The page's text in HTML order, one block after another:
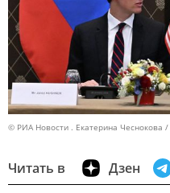
© РИА Новости . Екатерина Чеснокова
Читать в Дзен